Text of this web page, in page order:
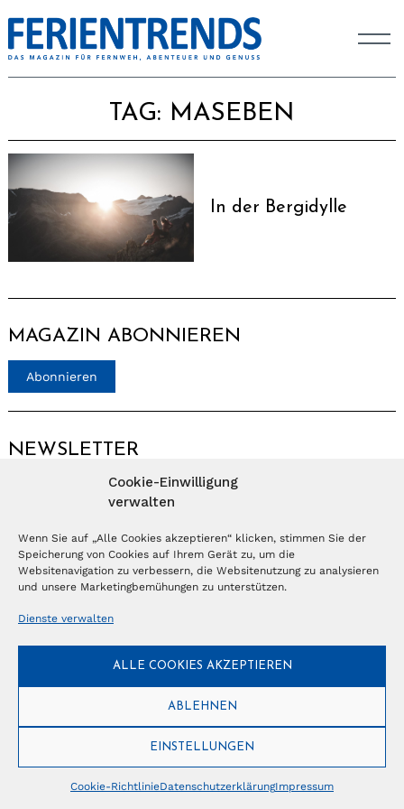
Cookie-Einwilligung
verwalten
Wenn Sie auf „Alle Cookies akzeptieren“ klicken, stimmen Sie der
Speicherung von Cookies auf Ihrem Gerät zu, um die
Websitenavigation zu verbessern, die Websitenutzung zu analysieren
und unsere Marketingbemühungen zu unterstützen.
Dienste verwalten
ALLE COOKIES AKZEPTIEREN
ABLEHNEN
EINSTELLUNGEN
Cookie-RichtlinieDatenschutzerklärungImpressum
TAG: MASEBEN
In der Bergidylle
MAGAZIN ABONNIEREN
Abonnieren
NEWSLETTER
© Copyright 2026 – Ferientrends // info@tlvg.ch// +41 31 300 30 85 //
Tourismus Lifestyle Verlag GmbH // Frohbergweg 1 - CH-3012 Bern //
Datenschutzerklärung//Impressum